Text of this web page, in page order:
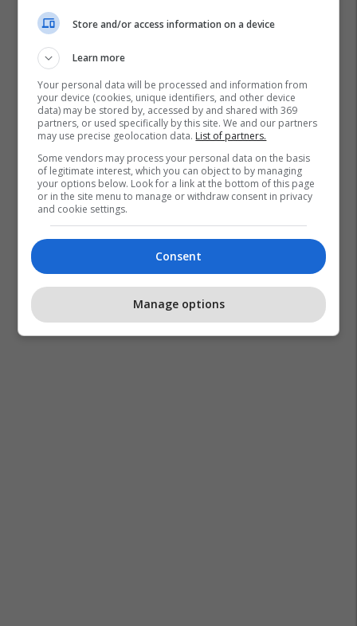
Store and/or access information on a device
Learn more
Your personal data will be processed and information from
your device (cookies, unique identifiers, and other device
data) may be stored by, accessed by and shared with 369
partners, or used specifically by this site. We and our partners
may use precise geolocation data. List of partners.
Some vendors may process your personal data on the basis
of legitimate interest, which you can object to by managing
your options below. Look for a link at the bottom of this page
or in the site menu to manage or withdraw consent in privacy
and cookie settings.
Consent
Manage options